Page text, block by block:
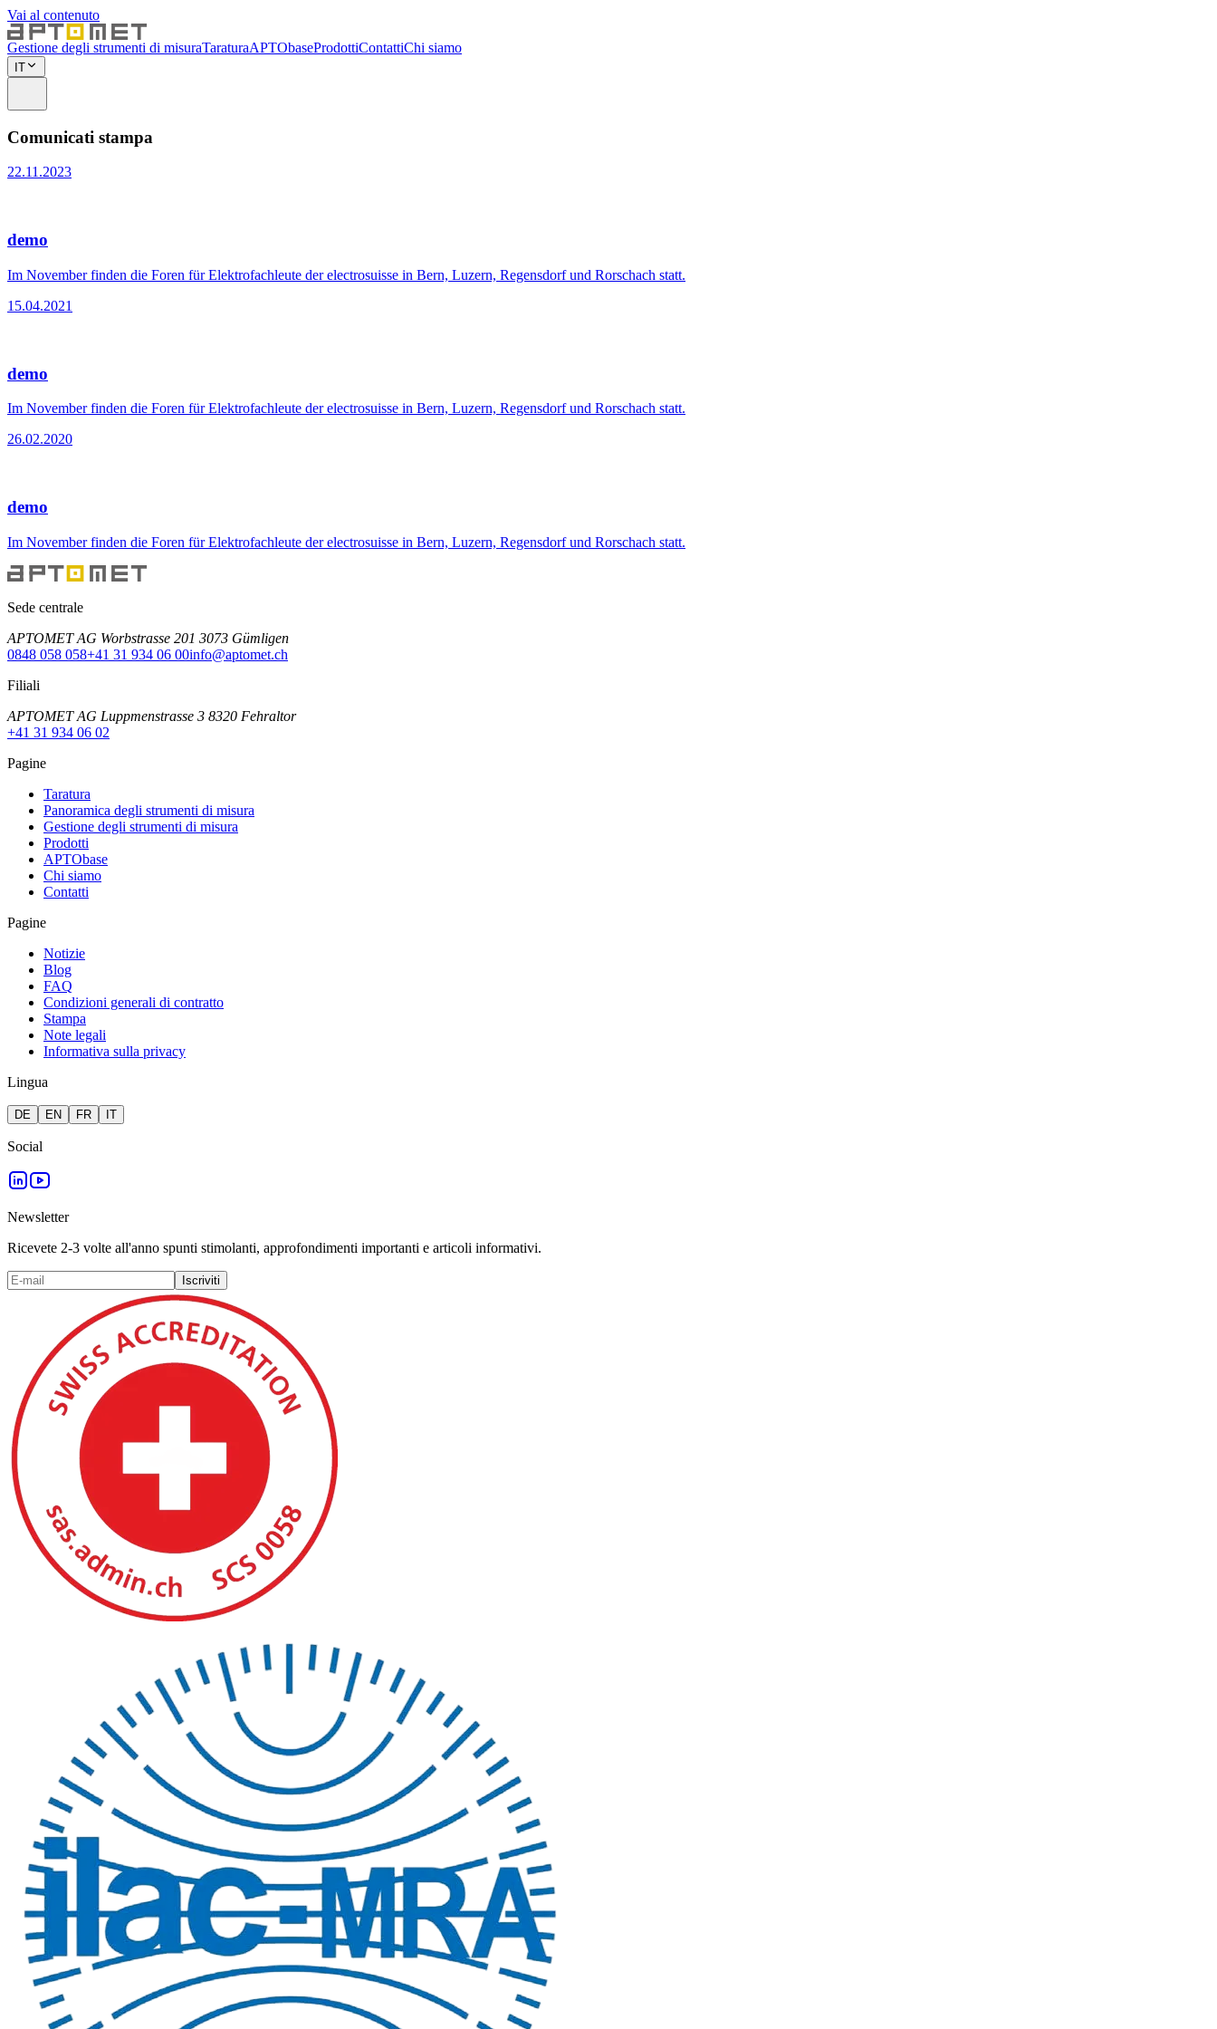
Vai al contenuto
Gestione degli strumenti di misuraTaraturaAPTObaseProdottiContattiChi siamo
IT
Comunicati stampa
22.11.2023
demo
Im November finden die Foren für Elektrofachleute der electrosuisse in Bern, Luzern, Regensdorf und Rorschach statt.
15.04.2021
demo
Im November finden die Foren für Elektrofachleute der electrosuisse in Bern, Luzern, Regensdorf und Rorschach statt.
26.02.2020
demo
Im November finden die Foren für Elektrofachleute der electrosuisse in Bern, Luzern, Regensdorf und Rorschach statt.
Sede centrale
APTOMET AG Worbstrasse 201 3073 Gümligen
0848 058 058+41 31 934 06 00info@aptomet.ch
Filiali
APTOMET AG Luppmenstrasse 3 8320 Fehraltor
+41 31 934 06 02
Pagine
Taratura
Panoramica degli strumenti di misura
Gestione degli strumenti di misura
Prodotti
APTObase
Chi siamo
Contatti
Pagine
Notizie
Blog
FAQ
Condizioni generali di contratto
Stampa
Note legali
Informativa sulla privacy
Lingua
DE EN FR IT
Social
Newsletter
Ricevete 2-3 volte all'anno spunti stimolanti, approfondimenti importanti e articoli informativi.
Iscriviti